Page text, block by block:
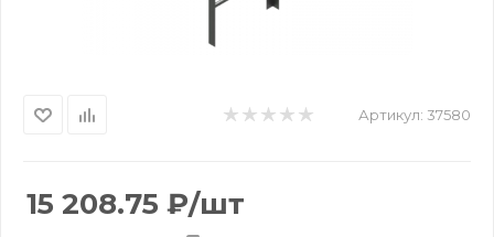
Артикул: 37580
15 208.75 ₽/шт